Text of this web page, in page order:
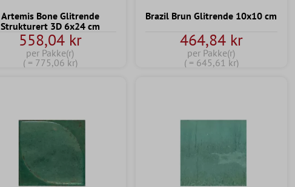
Artemis Bone Glitrende
Strukturert 3D 6x24 cm
558,04 kr
per Pakke(r)
( = 775,06 kr)
Brazil Brun Glitrende 10x10 cm
464,84 kr
per Pakke(r)
( = 645,61 kr)